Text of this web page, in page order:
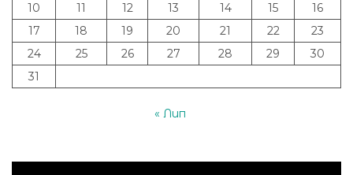
10
11 12 13 14 15
16
17
18 19 20 21 22
23
24
25 26 27 28 29
30
31
« Лип